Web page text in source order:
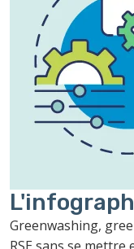
Greenwashing,